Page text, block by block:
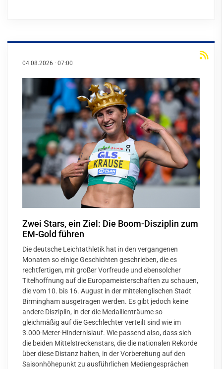
04.08.2026 · 07:00
Zwei Stars, ein Ziel: Die Boom-Disziplin zum
EM-Gold führen
Die deutsche Leichtathletik hat in den vergangenen
Monaten so einige Geschichten geschrieben, die es
rechtfertigen, mit großer Vorfreude und ebensolcher
Titelhoffnung auf die Europameisterschaften zu schauen,
die vom 10. bis 16. August in der mittelenglischen Stadt
Birmingham ausgetragen werden. Es gibt jedoch keine
andere Disziplin, in der die Medaillenträume so
gleichmäßig auf die Geschlechter verteilt sind wie im
3.000-Meter-Hindernislauf. Wie passend also, dass sich
die beiden Mittelstreckenstars, die die nationalen Rekorde
über diese Distanz halten, in der Vorbereitung auf den
Saisonhöhepunkt zu ausführlichen Mediengesprächen